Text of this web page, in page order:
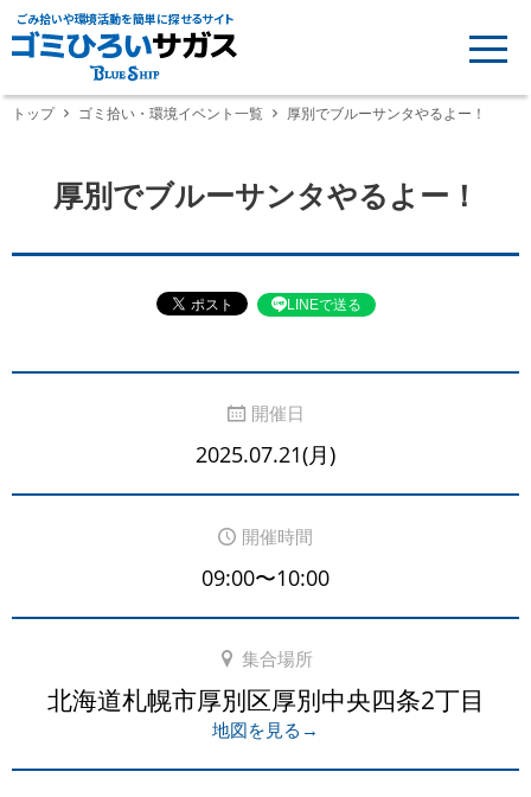
ごみ拾いや環境活動を簡単に探せるサイト
トップ ゴミ拾い・環境イベント一覧 厚別でブルーサンタやるよー！
厚別でブルーサンタやるよー！
LINEで送る
開催日
2025.07.21(月)
開催時間
09:00〜10:00
集合場所
北海道札幌市厚別区厚別中央四条2丁目
地図を見る→